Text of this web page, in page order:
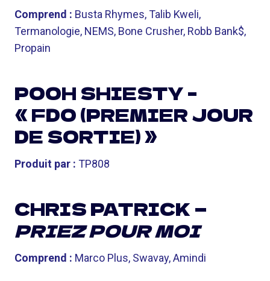
Comprend : Busta Rhymes, Talib Kweli,
Termanologie, NEMS, Bone Crusher, Robb Bank$,
Propain
POOH SHIESTY –
« FDO (PREMIER JOUR
DE SORTIE) »
Produit par : TP808
CHRIS PATRICK —
PRIEZ POUR MOI
Comprend : Marco Plus, Swavay, Amindi